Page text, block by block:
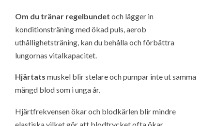
Om du tränar regelbundetoch lägger in
konditionsträning med ökad puls, aerob
uthållighetsträning, kan du behålla och förbättra
lungornas vitalkapacitet.
Hjärtats muskel blir stelare och pumpar inte ut samma
mängd blod som i unga år.
Hjärtfrekvensen ökar och blodkärlen blir mindre